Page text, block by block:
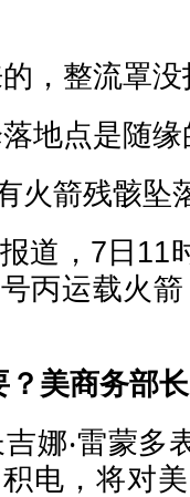
，整流罩没
地点是随缘
火箭残骸坠
道，7日11
丙运载火
？美商务部
娜‧雷蒙多
电，将对